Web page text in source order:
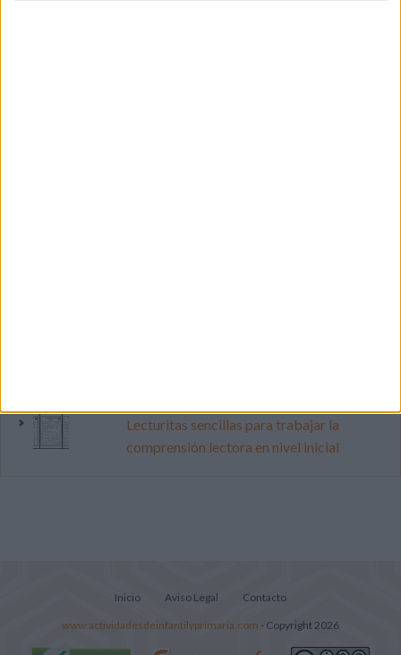
Lecturitas sencillas para trabajar la
comprensión lectora en nivel inicial
Inicio Aviso Legal Contacto
www.actividadesdeinfantilyprimaria.com - Copyright 2026